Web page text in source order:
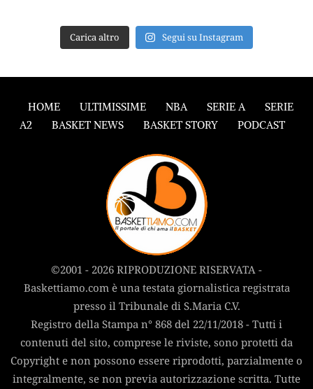
Carica altro Segui su Instagram
HOME ULTIMISSIME NBA SERIE A
SERIE
A2
BASKET NEWS BASKET STORY PODCAST
©2001 - 2026 RIPRODUZIONE RISERVATA -
Baskettiamo.com è una testata giornalistica registrata
presso il Tribunale di S.Maria C.V.
Registro della Stampa n° 868 del 22/11/2018 - Tutti i
contenuti del sito, comprese le riviste, sono protetti da
Copyright e non possono essere riprodotti, parzialmente o
integralmente, se non previa autorizzazione scritta. Tutte